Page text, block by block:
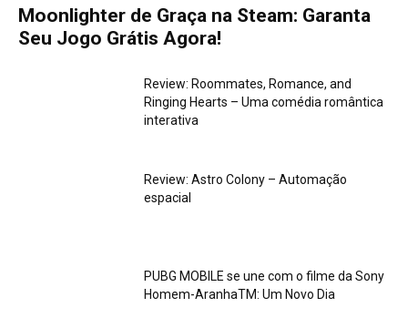
Moonlighter de Graça na Steam: Garanta
Seu Jogo Grátis Agora!
Review: Roommates, Romance, and
Ringing Hearts – Uma comédia romântica
interativa
Review: Astro Colony – Automação
espacial
PUBG MOBILE se une com o filme da Sony
Homem-AranhaTM: Um Novo Dia